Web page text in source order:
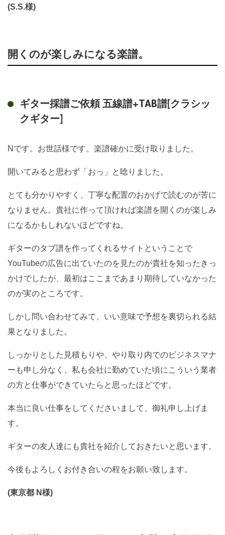
(S.S.様)
開くのが楽しみになる楽譜。
ギター採譜ご依頼 五線譜+TAB譜[クラシッ
クギター]
Nです。お世話様です。楽譜確かに受け取りました。
開いてみると思わず「おっ」と唸りました。
とても分かりやすく、丁寧な配置のおかげで読むのが苦に
なりません。貴社に作って頂ければ楽譜を開くのが楽しみ
になるかもしれないほどですね。
ギターのタブ譜を作ってくれるサイトということで
YouTubeの広告に出ていたのを見たのが貴社を知ったきっ
かけでしたが、最初はここまであまり期待していなかった
のが実のところです。
しかし問い合わせてみて、いい意味で予想を裏切られる結
果となりました。
しっかりとした見積もりや、やり取り内でのビジネスマナ
ーも申し分なく、私も会社に勤めていた頃にこういう業者
の方と仕事ができていたらと思ったほどです。
本当に良い仕事をしてくださいまして、御礼申し上げま
す。
ギターの友人達にも貴社を紹介しておきたいと思います。
今後もよろしくお付き合いの程をお願い致します。
(東京都 N様)